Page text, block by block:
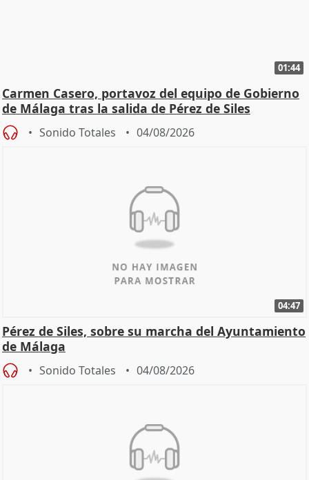
01:44
Carmen Casero, portavoz del equipo de Gobierno
de Málaga tras la salida de Pérez de Siles
Sonido Totales 04/08/2026
04:47
Pérez de Siles, sobre su marcha del Ayuntamiento
de Málaga
Sonido Totales 04/08/2026